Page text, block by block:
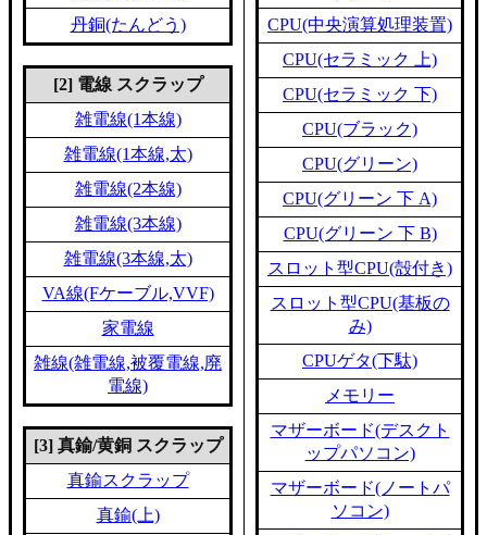
丹銅(たんどう)
[2] 電線 スクラップ
雑電線(1本線)
雑電線(1本線,太)
雑電線(2本線)
雑電線(3本線)
雑電線(3本線,太)
VA線(Fケーブル,VVF)
家電線
雑線(雑電線,被覆電線,廃
電線)
[3] 真鍮/黄銅 スクラップ
真鍮スクラップ
真鍮(上)
CPU(中央演算処理装置)
CPU(セラミック 上)
CPU(セラミック 下)
CPU(ブラック)
CPU(グリーン)
CPU(グリーン 下 A)
CPU(グリーン 下 B)
スロット型CPU(殻付き)
スロット型CPU(基板の
み)
CPUゲタ(下駄)
メモリー
マザーボード(デスクト
ップパソコン)
マザーボード(ノートパ
ソコン)